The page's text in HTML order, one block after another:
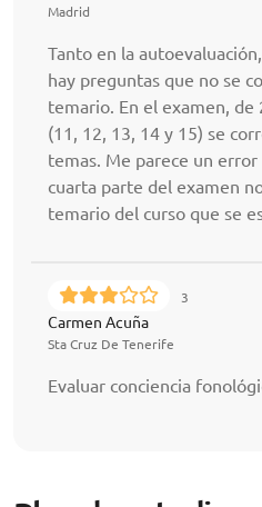
Madrid
Tanto en la
hay preguntas que no se
temario. En el examen, de
(11, 12, 13, 14 y 15) se
temas. Me parece un
cuarta parte del examen
temario del curso que se
3
Carmen Acuña
Sta Cruz De Tenerife
Evaluar conciencia